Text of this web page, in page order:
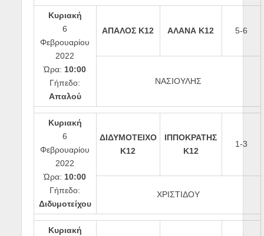
Κυριακή
6
Φεβρουαρίου
2022
Ώρα: 10:00
Γήπεδο:
Απαλού
ΑΠΑΛΟΣ Κ12 ΑΛΑΝΑ Κ12 5-6
ΝΑΣΙΟΥΛΗΣ
Κυριακή
6
Φεβρουαρίου
2022
Ώρα: 10:00
Γήπεδο:
Διδυμοτείχου
ΔΙΔΥΜΟΤΕΙΧΟ
Κ12
ΙΠΠΟΚΡΑΤΗΣ
Κ12
1-3
ΧΡΙΣΤΙΔΟΥ
Κυριακή